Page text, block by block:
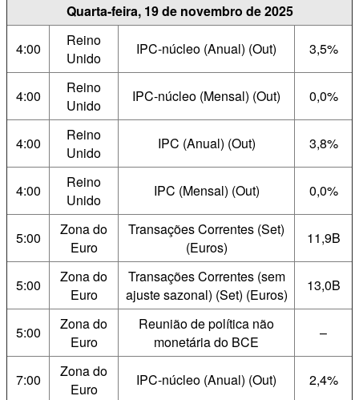
Quarta-feira, 19 de novembro de 2025
4:00
Reino
Unido
IPC-núcleo (Anual) (Out) 3,5%
4:00
Reino
Unido
IPC-núcleo (Mensal) (Out) 0,0%
4:00
Reino
Unido
IPC (Anual) (Out) 3,8%
4:00
Reino
Unido
IPC (Mensal) (Out) 0,0%
5:00
Zona do
Euro
Transações Correntes (Set)
(Euros)
11,9B
5:00
Zona do
Euro
Transações Correntes (sem
ajuste sazonal) (Set) (Euros)
13,0B
5:00
Zona do
Euro
Reunião de política não
monetária do BCE
–
7:00
Zona do
Euro
IPC-núcleo (Anual) (Out) 2,4%